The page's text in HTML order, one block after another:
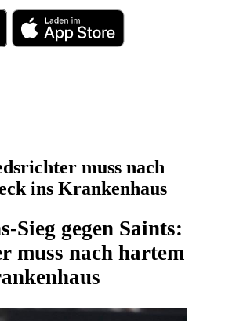
muss nach
ins Krankenhaus
Sieg gegen Saints:
muss nach hartem